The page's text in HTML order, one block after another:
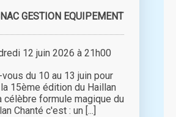
GESTION EQUIPEMENT
12 juin 2026 à 21h00
du 10 au 13 juin pour
15ème édition du Haillan
célèbre formule magique du
Chanté c'est : un [...]